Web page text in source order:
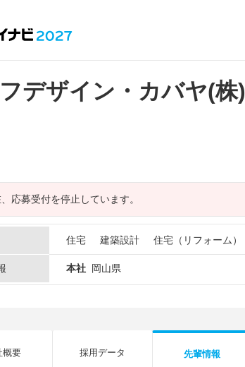
デザイン・カバヤ(株)
応募受付を停止しています。
住宅 建築設計 住宅（リフォーム）
本社 岡山県
概要 採用データ 先輩情報